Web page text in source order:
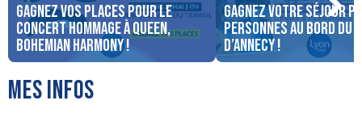
Gagnez vos places pour le
concert Hommage à Queen,
Bohemian Harmony !
Gagnez votre séjour
personnes au bord du
d’Annecy !
MES INFOS